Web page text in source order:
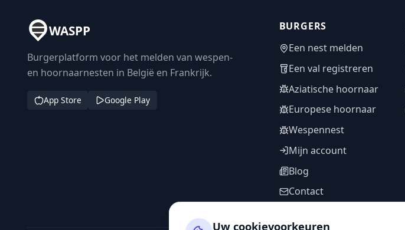
WASPP
Burgerplatform voor het melden van wespen-
en hoornaarnesten in België en Frankrijk.
App Store Google Play
BURGERS
Een nest melden
Een val registreren
Aziatische hoornaar
Europese hoornaar
Wespennest
Mijn account
Blog
Contact
Uw cookievoorkeuren